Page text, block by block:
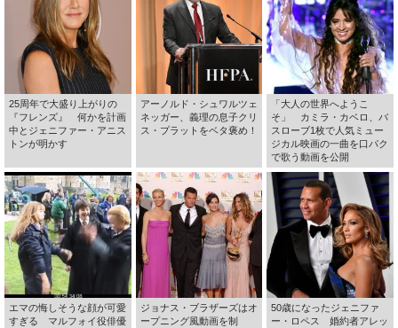
25周年で大盛り上がりの
『フレンズ』 何かを計画
中とジェニファー・アニス
トンが明かす
アーノルド・シュワルツェ
ネッガー、義理の息子クリ
ス・プラットをベタ褒め！
「大人の世界へようこ
そ」 カミラ・カベロ、バ
スローブ1枚で人気ミュー
ジカル映画の一曲を口パク
で歌う動画を公開
エマの悔しそうな顔が可愛
すぎる マルフォイ役俳優
ジョナス・ブラザーズはオ
ープニング風動画を制
50歳になったジェニファ
ー・ロペス 婚約者アレッ